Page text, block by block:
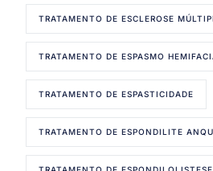
TRATAMENTO DE ESCLEROSE
TRATAMENTO DE ESPASMO
TRATAMENTO DE ESPASTICIDADE
TRATAMENTO DE ESPONDILITE